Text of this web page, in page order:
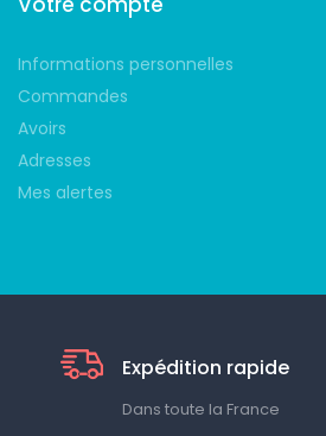
Informations personnelles
Commandes
Avoirs
Adresses
Mes alertes
Expédition rapide
Dans toute la France